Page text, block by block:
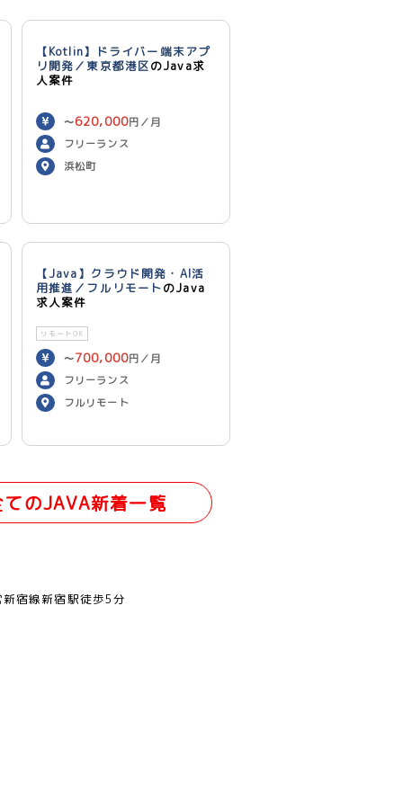
【Kotlin】ドライバー端末アプ
リ開発／東京都港区のJava求
人案件
〜620,000円／月
フリーランス
浜松町
【Java】クラウド開発・AI活
用推進／フルリモートのJava
求人案件
リモートOK
〜700,000円／月
フリーランス
フルリモート
てのJAVA新着一覧
新宿線新宿駅徒歩5分